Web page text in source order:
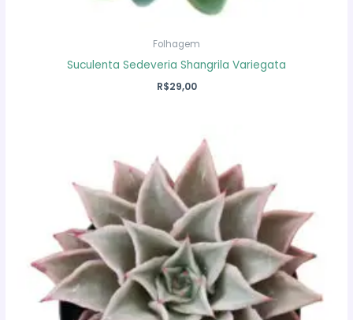
Folhagem
Suculenta Sedeveria Shangrila Variegata
R$29,00